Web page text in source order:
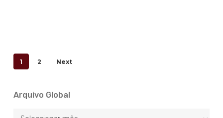
1 2 Next
Arquivo Global
Arquivo